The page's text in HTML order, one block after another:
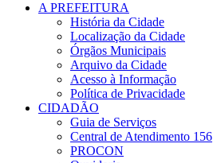
A PREFEITURA
História da Cidade
Localização da Cidade
Órgãos Municipais
Arquivo da Cidade
Acesso à Informação
Política de Privacidade
CIDADÃO
Guia de Serviços
Central de Atendimento 156
PROCON